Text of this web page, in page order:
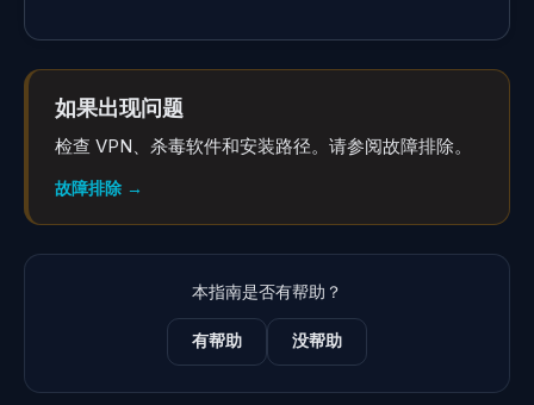
如果出现问题
检查 VPN、杀毒软件和安装路径。请参阅故障排除。
故障排除 →
本指南是否有帮助？
有帮助 没帮助